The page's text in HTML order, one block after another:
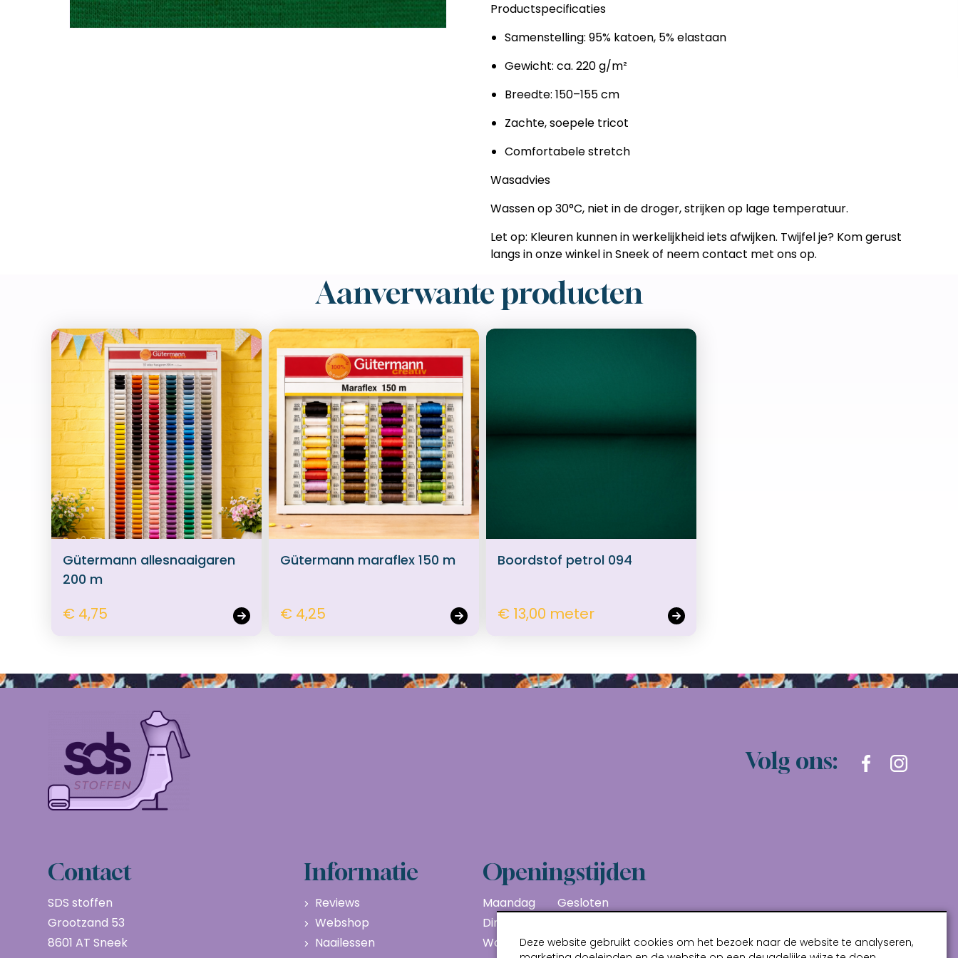
Productspecificaties
Samenstelling: 95% katoen, 5% elastaan
Gewicht: ca. 220 g/m²
Breedte: 150–155 cm
Zachte, soepele tricot
Comfortabele stretch
Wasadvies
Wassen op 30°C, niet in de droger, strijken op lage temperatuur.
Let op: Kleuren kunnen in werkelijkheid iets afwijken. Twijfel je? Kom gerust
langs in onze winkel in Sneek of neem contact met ons op.
Aanverwante producten
Gütermann allesnaaigaren
200 m
€ 4,75
Gütermann maraflex 150 m
€ 4,25
Boordstof petrol 094
€ 13,00 meter
Volg ons:
Contact
SDS stoffen
Grootzand 53
8601 AT Sneek
Informatie
Reviews
Webshop
Naailessen
Openingstijden
Maandag
Gesloten
Dinsdag
Woensdag
10:00 - 17:00
Deze website gebruikt cookies om het bezoek naar de website te analyseren,